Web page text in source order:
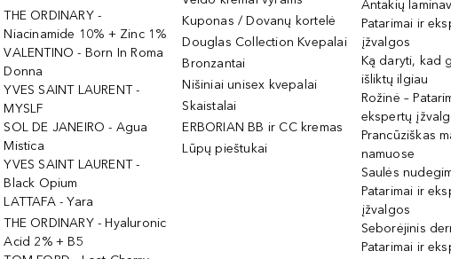
THE ORDINARY -
Niacinamide 10% + Zinc 1%
VALENTINO - Born In Roma
Donna
YVES SAINT LAURENT -
MYSLF
SOL DE JANEIRO - Agua
Mistica
YVES SAINT LAURENT -
Black Opium
LATTAFA - Yara
THE ORDINARY - Hyaluronic
Acid 2% + B5
Kuponas / Dovanų kortelė
Douglas Collection Kvepalai
Bronzantai
Nišiniai unisex kvepalai
Skaistalai
ERBORIAN BB ir CC kremas
Lūpų pieštukai
Antakių
Patarimai ir
įžvalgos
Ką daryti, kad
išliktų ilgiau
Rožinė –
ekspertų
Prancūziškas
namuose
Saulės
Patarimai ir
įžvalgos
Seborėjinis
Patarimai ir